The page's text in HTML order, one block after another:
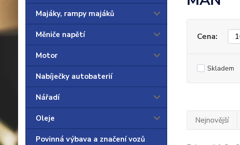
Majáky, rampy majáků
Měniče napětí
Motor
Nabíječky autobaterií
Nářadí
Oleje
Povinná výbava a značení vozů
Cena:
Skladem
Nejnovější